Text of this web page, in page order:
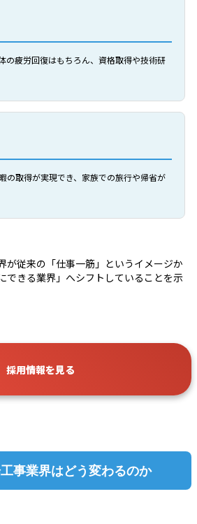
の疲労回復はもちろん、資格取得や技術研
の取得が実現でき、家族での旅行や帰省が
が従来の「仕事一筋」というイメージか
できる業界」へシフトしていることを示
採用情報を見る
事業界はどう変わるのか